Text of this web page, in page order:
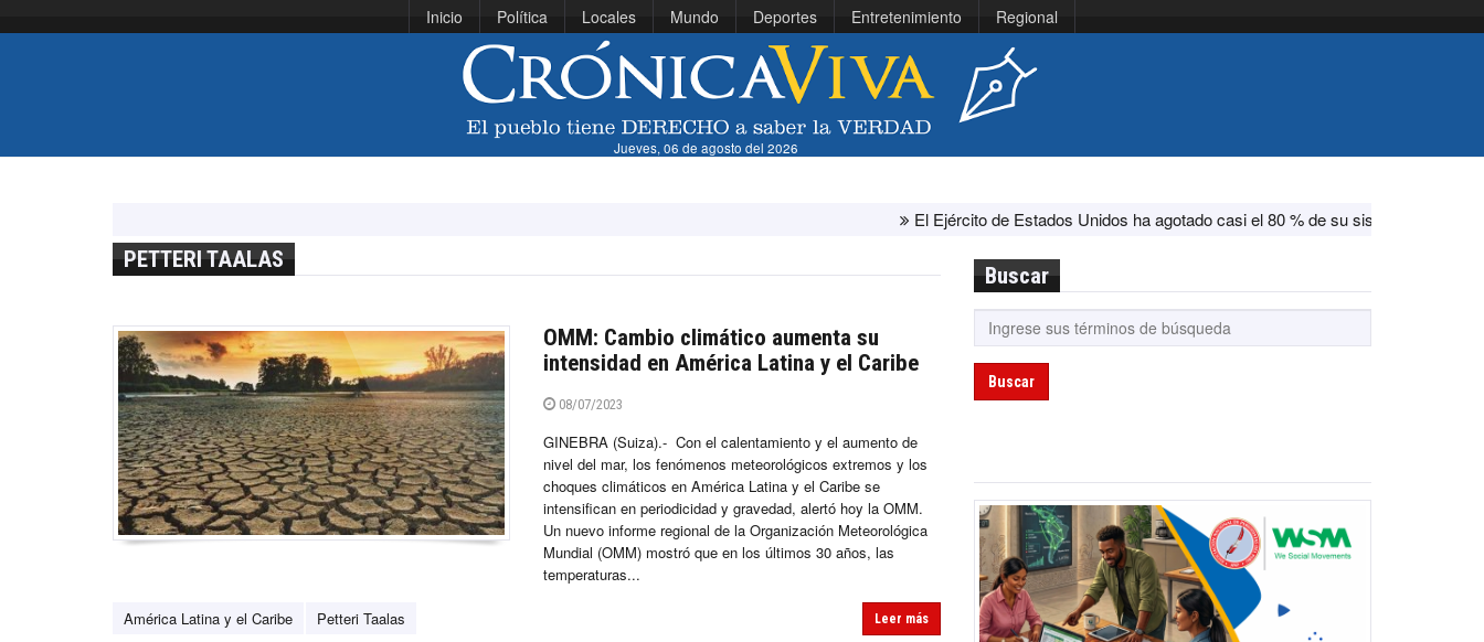
Inicio Política Locales Mundo Deportes Entretenimiento Regional
Jueves, 06 de agosto del 2026
El Ejército de Estados Unidos ha agotado casi el 80 % de su sistema antimisiles, según CNN
PETTERI TAALAS
OMM: Cambio climático aumenta su
intensidad en América Latina y el Caribe
08/07/2023
GINEBRA (Suiza).- Con el calentamiento y el aumento de
nivel del mar, los fenómenos meteorológicos extremos y los
choques climáticos en América Latina y el Caribe se
intensifican en periodicidad y gravedad, alertó hoy la OMM.
Un nuevo informe regional de la Organización Meteorológica
Mundial (OMM) mostró que en los últimos 30 años, las
temperaturas...
América Latina y el Caribe Petteri Taalas Leer más
Buscar
Buscar